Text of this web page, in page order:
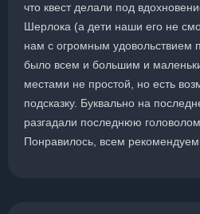
что квест делали под
Шерлока (а дети наши его не
нам с огромным удовольствием
было всем и большим и
местами не простой, но есть
подсказку. Буквально на
разгадали последнюю
Понравилось, всем